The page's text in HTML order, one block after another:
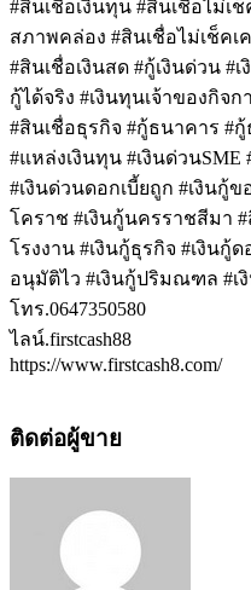
#สินเชื่อเงินทุน #สินเชื่อไม่เ
สภาพคล่อง #สินเชื่อไม่เช็คเ
#สินเชื่อเงินสด #กู้เงินด่วน #
กู้ได้จริง #เงินทุนเจ้าของกิจ
#สินเชื่อธุรกิจ #กู้ธนาคาร #
#แหล่งเงินทุน #เงินด่วน
#เงินด่วนดอกเบี้ยถูก #เงินกู้
โคราช #เงินกู้นครราชสีมา
โรงงาน #เงินกู้ธุรกิจ #เงินกู้
อนุมัติไว #เงินกู้ปริมณฑล #เ
โทร.0647350580
ไลน์.firstcash88
https://www.firstcash8.com/
ติดต่อผู้ขาย